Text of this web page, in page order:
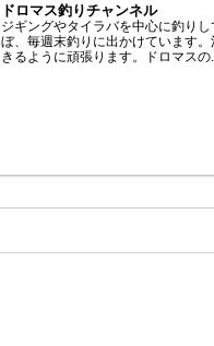
ドロマス釣りチャンネル
ジギングやタイラバを中心に釣り
ぼ、毎週末釣りに出かけています
きるように頑張ります。ドロマスの